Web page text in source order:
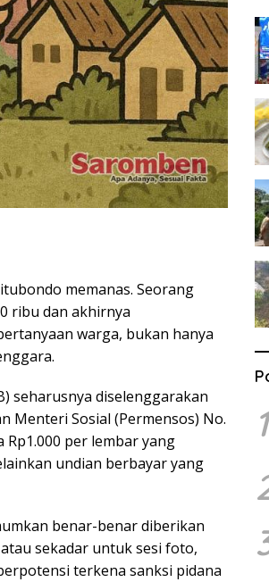
memanas. Seorang
ribu dan akhirnya
warga, bukan hanya
seharusnya diselenggarakan
Menteri Sosial (Permensos) No.
per lembar yang
undian berbayar yang
benar-benar diberikan
sekadar untuk sesi foto,
terkena sanksi pidana
1